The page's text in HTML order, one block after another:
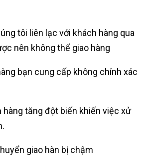
tôi liên lạc với khách hàng qua
nên không thể giao hàng
bạn cung cấp không chính xác
tăng đột biến khiến việc xử
giao hàn bị chậm